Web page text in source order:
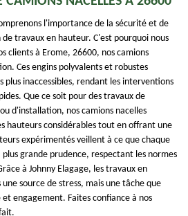
l'importance de la sécurité et de
travaux en hauteur. C'est pourquoi nous
clients à Erome, 26600, nos camions
Ces engins polyvalents et robustes
plus inaccessibles, rendant les interventions
Que ce soit pour des travaux de
d'installation, nos camions nacelles
hauteurs considérables tout en offrant une
expérimentés veillent à ce que chaque
grande prudence, respectant les normes
à Johnny Elagage, les travaux en
source de stress, mais une tâche que
et engagement. Faites confiance à nos